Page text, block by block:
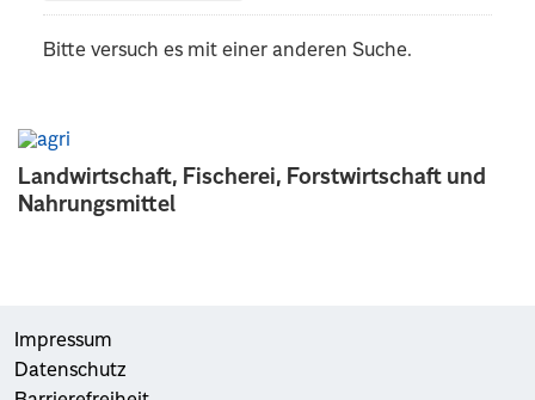
Landwirtschaft, Fischerei, Forstwirtschaft und
Nahrungsmittel
Bitte versuch es mit einer anderen Suche.
Impressum
Datenschutz